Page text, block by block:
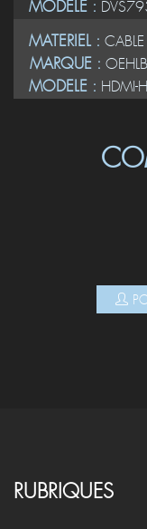
MODELE :
MATERIEL : CABLE
MARQUE :
MODELE : HDMI-
RUBRIQUES